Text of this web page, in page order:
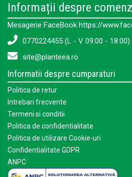
Informații despre
Mesagerie FaceBook https://
0770224455 (L - V 09:00 - 18:00)
site@planteea.ro
Informatii despre cumparaturi
Politica de retur
Intrebari frecvente
Termeni si conditii
Politica de confidentialitate
Politica de utilizare Cookie-uri
Confidentialitate GDPR
ANPC